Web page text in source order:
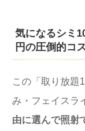
気になるシミ
円の圧倒的コ
この「取り放題
み・フェイスラ
由に選んで照射